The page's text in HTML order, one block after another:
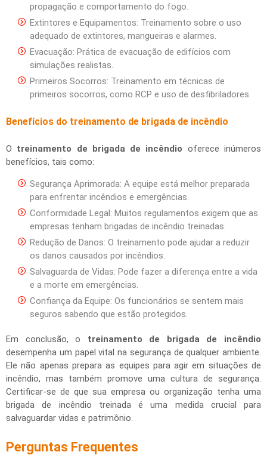
propagação e comportamento do fogo.
Extintores e Equipamentos: Treinamento sobre o uso
adequado de extintores, mangueiras e alarmes.
Evacuação: Prática de evacuação de edifícios com
simulações realistas.
Primeiros Socorros: Treinamento em técnicas de
primeiros socorros, como RCP e uso de desfibriladores.
Benefícios do treinamento de brigada de incêndio
O treinamento de brigada de incêndio oferece inúmeros
benefícios, tais como:
Segurança Aprimorada: A equipe está melhor preparada
para enfrentar incêndios e emergências.
Conformidade Legal: Muitos regulamentos exigem que as
empresas tenham brigadas de incêndio treinadas.
Redução de Danos: O treinamento pode ajudar a reduzir
os danos causados por incêndios.
Salvaguarda de Vidas: Pode fazer a diferença entre a vida
e a morte em emergências.
Confiança da Equipe: Os funcionários se sentem mais
seguros sabendo que estão protegidos.
Em conclusão, o treinamento de brigada de incêndio
desempenha um papel vital na segurança de qualquer ambiente.
Ele não apenas prepara as equipes para agir em situações de
incêndio, mas também promove uma cultura de segurança.
Certificar-se de que sua empresa ou organização tenha uma
brigada de incêndio treinada é uma medida crucial para
salvaguardar vidas e patrimônio.
Perguntas Frequentes